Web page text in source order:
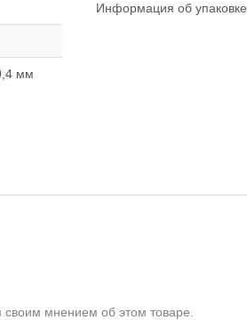
мм
Информация об упаковке
мнением об этом товаре.